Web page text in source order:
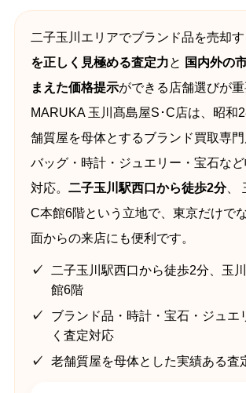
二子玉川エリアでブランド品を売却す
を正しく見極める査定力と 国内外の
まえた価格提示ができる店舗選びが重
MARUKA 玉川髙島屋S･C店は、昭和
舗質屋を母体とするブランド買取専門
バッグ・時計・ジュエリー・宝石な
対応。 二子玉川駅西口から徒歩2分、
C本館6階という立地で、東京だけで
面からの来店にも便利です。
二子玉川駅西口から徒歩2分、玉
館6階
ブランド品・時計・宝石・ジュエ
く査定対応
老舗質屋を母体とした実績ある査